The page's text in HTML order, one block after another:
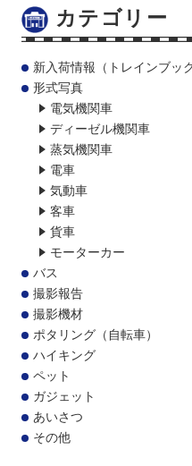
カテゴリー
新入荷情報（トレインブッ
形式写真
電気機関車
ディーゼル機関車
蒸気機関車
電車
気動車
客車
貨車
モーターカー
バス
撮影報告
撮影機材
ポタリング（自転車）
ハイキング
ペット
ガジェット
あいさつ
その他